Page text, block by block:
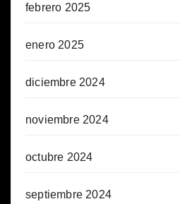
febrero 2025
enero 2025
diciembre 2024
noviembre 2024
octubre 2024
septiembre 2024